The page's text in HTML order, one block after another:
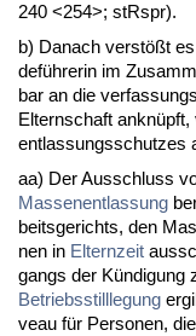
240 <254>; stRspr).
b) Da­nach verstößt
deführe­rin im
bar an die
El­tern­schaft
ent­las­sungs­schut­zes
aa) Der Aus­schluss
Mas­sen­ent­las­sung
beits­ge­richts, den
nen in El­tern­zeit
gangs der Kündi­gung
Be­triebs­still­le­gung
veau für Per­so­nen,